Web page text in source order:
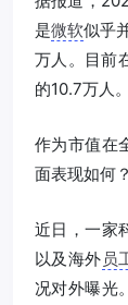
是微软似乎
万人。目前
的10.7万人。
作为市值在
面表现如何？
近日，一家
以及海外 员
况对外曝光